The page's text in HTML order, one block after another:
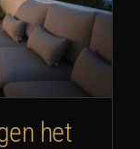
het